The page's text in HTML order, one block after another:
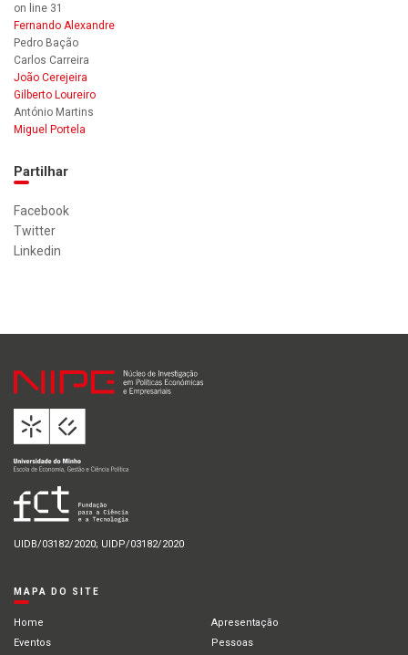
on line 31
Fernando Alexandre
Pedro Bação
Carlos Carreira
João Cerejeira
Gilberto Loureiro
António Martins
Miguel Portela
Partilhar
Facebook
Twitter
Linkedin
UIDB/03182/2020; UIDP/03182/2020
MAPA DO SITE
Home
Apresentação
Eventos
Pessoas